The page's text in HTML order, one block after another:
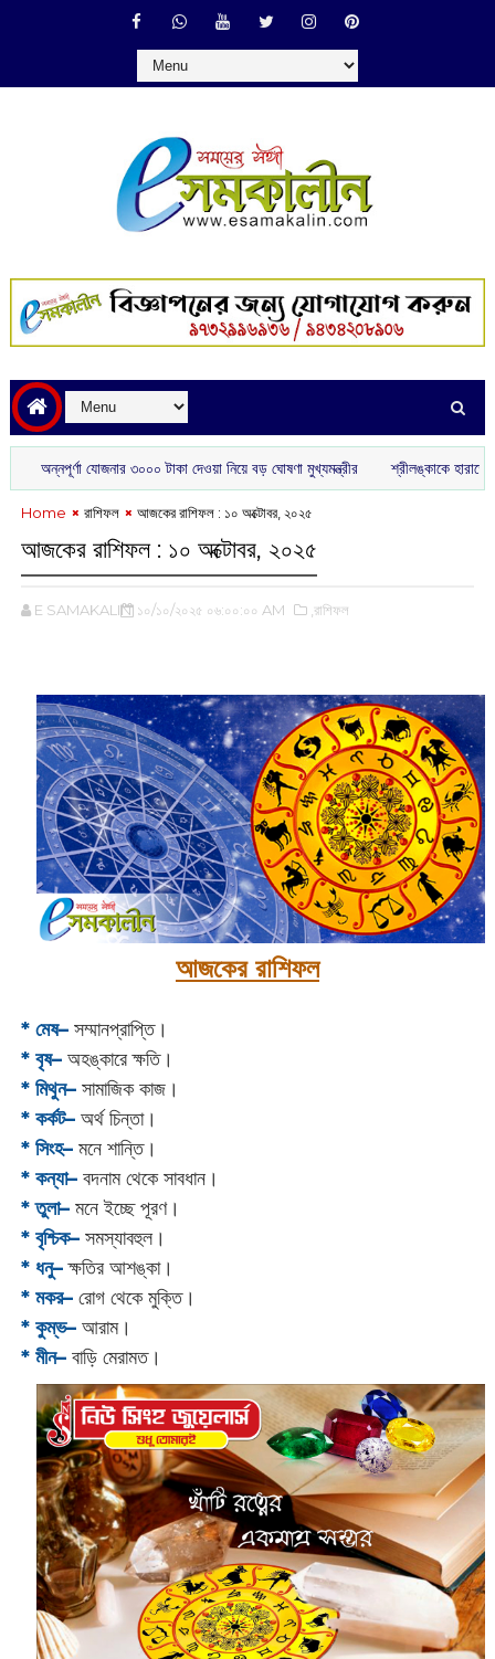
অন্নপূর্ণা যোজনার ৩০০০ টাকা দেওয়া নিয়ে বড় ঘোষণা মুখ্যমন্ত্রীর শ্রীলঙ্কাকে হারাতে বিশেষ
Home রাশিফল আজকের রাশিফল :‌ ১০ অক্টোবর, ২০২৫
আজকের রাশিফল :‌ ১০ অক্টোবর, ২০২৫
E SAMAKALIN ১০/১০/২০২৫ ০৬:০০:০০ AM ,রাশিফল
আজকের রাশিফল
* মেষ–সম্মানপ্রাপ্তি।
* বৃষ–অহঙ্কারে ক্ষতি।
* মিথুন–সামাজিক কাজ।
* কর্কট–অর্থ চিন্তা।
* সিংহ–মনে শান্তি।
* কন্যা–বদনাম থেকে সাবধান।
* তুলা–মনে ইচ্ছে পূরণ।
* বৃশ্চিক–সমস্যাবহুল।
* ধনু–ক্ষতির আশঙ্কা।
* মকর–রোগ থেকে মুক্তি।‌
* কুম্ভ–আরাম।
* মীন–বাড়ি মেরামত।‌‌‌‌‌‌‌‌‌‌‌‌‌‌‌‌‌‌‌‌‌‌‌‌‌‌‌‌‌‌‌‌‌‌‌‌‌‌‌‌‌‌‌‌‌‌‌‌